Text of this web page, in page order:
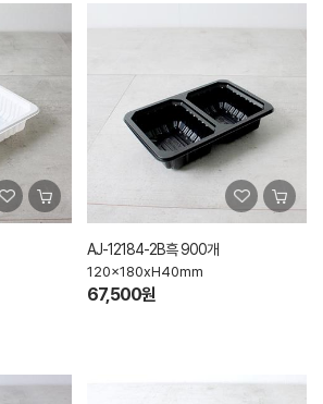
AJ-12184-2B흑 900개
120x180xH40mm
67,500원